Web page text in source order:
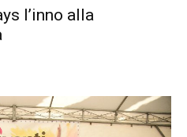
l’inno alla